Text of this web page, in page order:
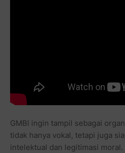
GMBI ingin tampil sebagai
tidak hanya vokal, tetapi juga
intelektual dan legitimasi